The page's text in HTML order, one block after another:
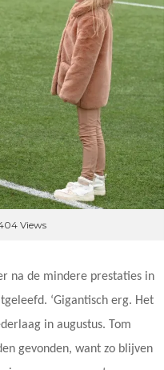
Views
na de mindere prestaties in
‘Gigantisch erg. Het
in augustus. Tom
gevonden, want zo blijven